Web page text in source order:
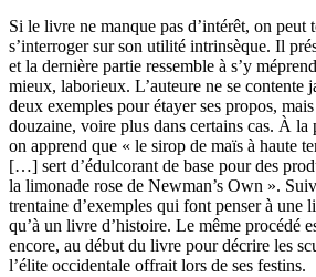
Si le livre ne manque pas d’intérêt, on peut
s’interroger sur son utilité intrinsèque. Il
et la dernière partie ressemble à s’y
mieux, laborieux. L’auteure ne se contente
deux exemples pour étayer ses propos,
douzaine, voire plus dans certains cas. À la
on apprend que « le sirop de maïs à haute
[…] sert d’édulcorant de base pour des
la limonade rose de Newman’s Own ».
trentaine d’exemples qui font penser à une
qu’à un livre d’histoire. Le même procédé
encore, au début du livre pour décrire les
l’élite occidentale offrait lors de ses festins.